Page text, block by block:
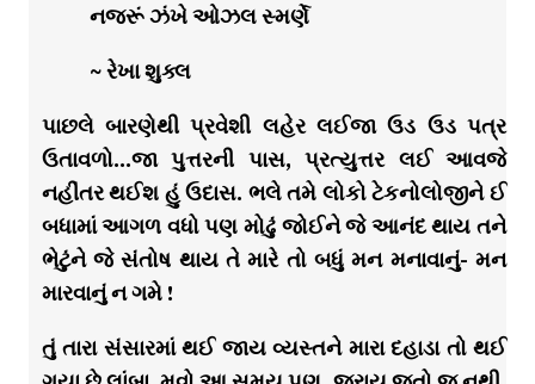
નજરૂં ઝંખે ઓઝલ સ્મર્ણે
~ રેખા શુક્લ
પાછલે બારણેથી પ્રવેશી લહેર લઈજા ઉડ ઉડ પત્ર
ઉતાવળો…જા પુત્તરની પાસ, પ્રત્યુત્તર લઈ આવજે
નહીંતર થઈશ હું ઉદાસ. ભલે તમે લોકો ટેકનોલોજીને ઈ
બધામાં આગળ વધો પણ મોઢું જોઈને જે આનંદ થાય તને
ભેટુંને જે સંતોષ થાય તે મારે તો બધું મન મનાવાનું- મન
મારવાનું ન ગમે !
તું તારા સંસારમાં થઈ જાય વ્યસ્તને મારા દહાડા તો થઈ